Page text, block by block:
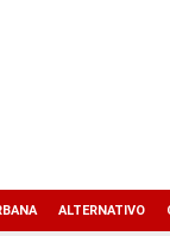
ALTERNATIVO